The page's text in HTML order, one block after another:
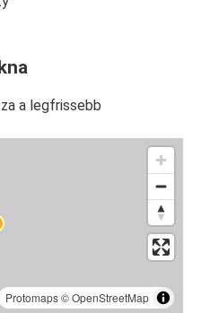
a legfrissebb
Protomaps©OpenStreetMap